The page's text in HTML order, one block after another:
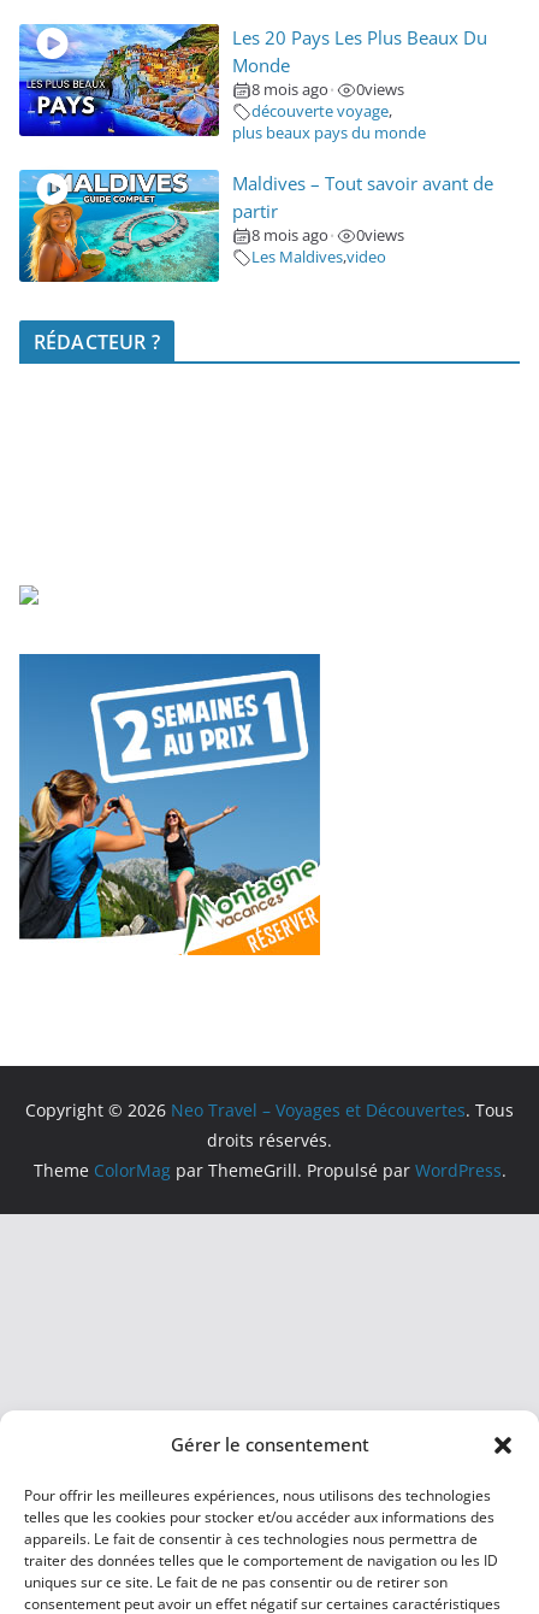
Gérer le consentement
Pour offrir les meilleures expériences, nous utilisons des technologies
telles que les cookies pour stocker et/ou accéder aux informations des
appareils. Le fait de consentir à ces technologies nous permettra de
traiter des données telles que le comportement de navigation ou les ID
uniques sur ce site. Le fait de ne pas consentir ou de retirer son
consentement peut avoir un effet négatif sur certaines caractéristiques
Les 20 Pays Les Plus Beaux Du
Monde
8 mois ago • 0views
découverte voyage,
plus beaux pays du monde
Maldives – Tout savoir avant de
partir
8 mois ago • 0views
Les Maldives,video
RÉDACTEUR ?
Copyright © 2026 Neo Travel – Voyages et Découvertes. Tous
droits réservés.
Theme ColorMagpar ThemeGrill. Propulsé par WordPress.